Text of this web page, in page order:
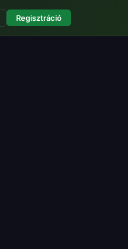
Regisztráció